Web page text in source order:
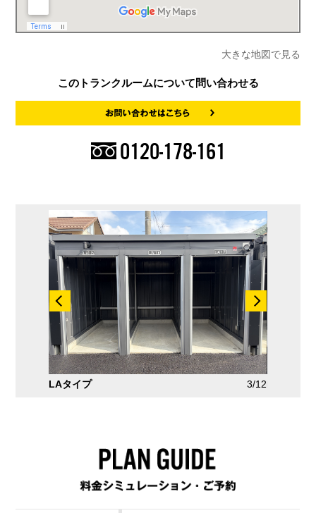
大きな地図で見る
このトランクルームについて問い合わせる
0120-178-161